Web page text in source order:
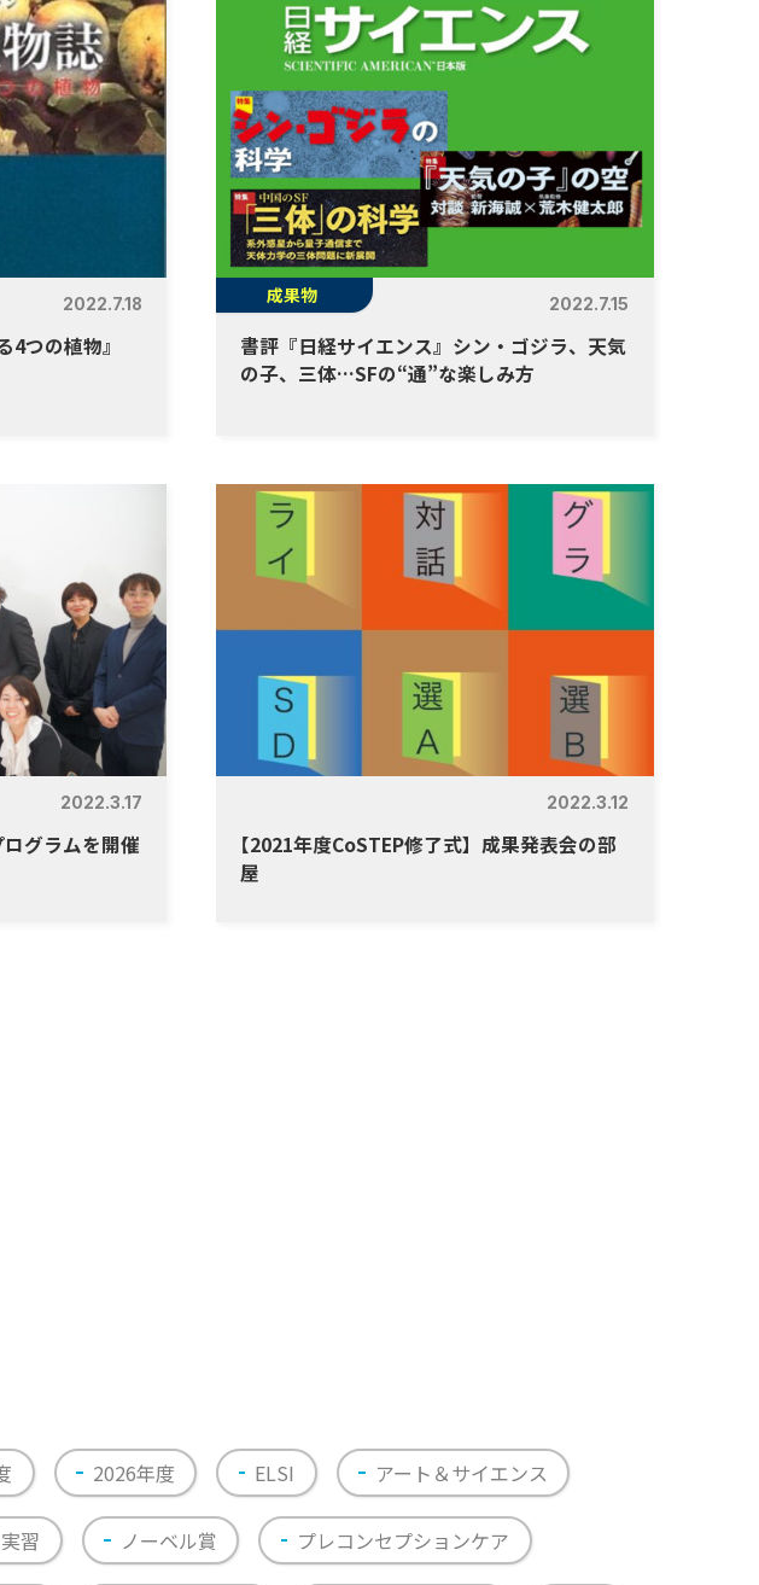
2022.7.18
つの植物』
成果物 2022.7.15
書評『日経サイエンス』シン・ゴジラ、天気
の子、三体…SFの“通”な楽しみ方
2022.3.17
グラムを開催
2022.3.12
【2021年度CoSTEP修了式】成果発表会の部
屋
2026年度 ELSI アート＆サイエンス
習 ノーベル賞 プレコンセプションケア